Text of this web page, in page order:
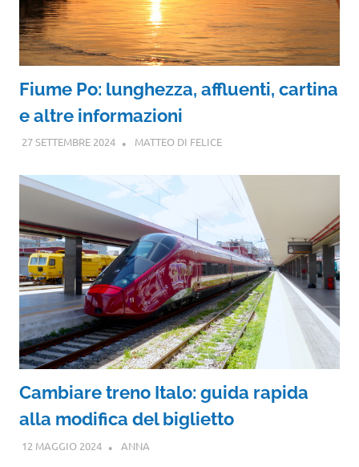
Fiume Po: lunghezza, affluenti, cartina
e altre informazioni
27 SETTEMBRE 2024 MATTEO DI FELICE
Cambiare treno Italo: guida rapida
alla modifica del biglietto
12 MAGGIO 2024 ANNA